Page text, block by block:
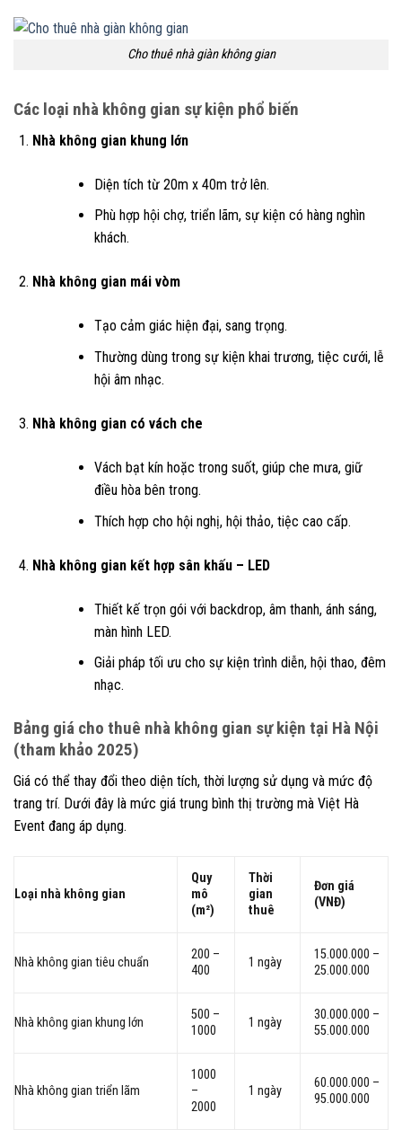
Cho thuê nhà giàn không gian
Các loại nhà không gian sự kiện phổ biến
Nhà không gian khung lớn
Diện tích từ 20m x 40m trở lên.
Phù hợp hội chợ, triển lãm, sự kiện có hàng nghìn
khách.
Nhà không gian mái vòm
Tạo cảm giác hiện đại, sang trọng.
Thường dùng trong sự kiện khai trương, tiệc cưới, lễ
hội âm nhạc.
Nhà không gian có vách che
Vách bạt kín hoặc trong suốt, giúp che mưa, giữ
điều hòa bên trong.
Thích hợp cho hội nghị, hội thảo, tiệc cao cấp.
Nhà không gian kết hợp sân khấu – LED
Thiết kế trọn gói với backdrop, âm thanh, ánh sáng,
màn hình LED.
Giải pháp tối ưu cho sự kiện trình diễn, hội thao, đêm
nhạc.
Bảng giá cho thuê nhà không gian sự kiện tại Hà Nội
(tham khảo 2025)
Giá có thể thay đổi theo diện tích, thời lượng sử dụng và mức độ
trang trí. Dưới đây là mức giá trung bình thị trường mà Việt Hà
Event đang áp dụng.
Loại nhà không gian
Quy
mô
(m²)
Thời
gian
thuê
Đơn giá
(VNĐ)
Nhà không gian tiêu chuẩn
200 –
400
1 ngày
15.000.000 –
25.000.000
Nhà không gian khung lớn
500 –
1000
1 ngày
30.000.000 –
55.000.000
Nhà không gian triển lãm
1000
–
2000
1 ngày
60.000.000 –
95.000.000